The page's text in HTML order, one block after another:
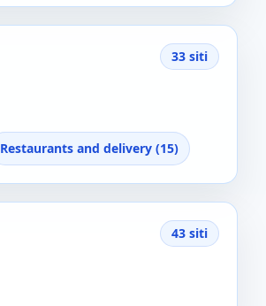
33 siti
Restaurants and delivery (15)
43 siti